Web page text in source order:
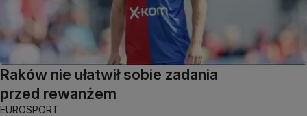
Raków nie ułatwił sobie zadania
przed rewanżem
EUROSPORT